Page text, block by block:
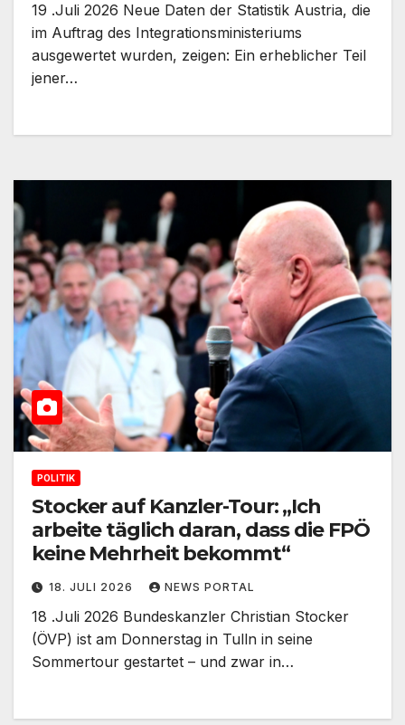
19 .Juli 2026 Neue Daten der Statistik Austria, die
im Auftrag des Integrationsministeriums
ausgewertet wurden, zeigen: Ein erheblicher Teil
jener…
POLITIK
Stocker auf Kanzler-Tour: „Ich
arbeite täglich daran, dass die FPÖ
keine Mehrheit bekommt“
18. JULI 2026 NEWS PORTAL
18 .Juli 2026 Bundeskanzler Christian Stocker
(ÖVP) ist am Donnerstag in Tulln in seine
Sommertour gestartet – und zwar in…